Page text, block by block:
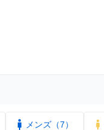
メンズ（7）